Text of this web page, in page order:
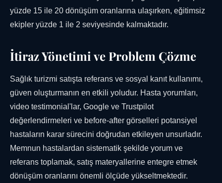
yüzde 15 ile 20 dönüşüm oranlarına ulaşırken, eğitimsiz
ekipler yüzde 1 ile 2 seviyesinde kalmaktadır.
İtiraz Yönetimi ve Problem Çözme
Sağlık turizmi satışta referans ve sosyal kanıt kullanımı,
güven oluşturmanın en etkili yoludur. Hasta yorumları,
video testimonial'lar, Google ve Trustpilot
değerlendirmeleri ve before-after görselleri potansiyel
hastaların karar sürecini doğrudan etkileyen unsurladır.
Memnun hastalardan sistematik şekilde yorum ve
referans toplamak, satış materyallerine entegre etmek
dönüşüm oranlarını önemli ölçüde yükseltmektedir.